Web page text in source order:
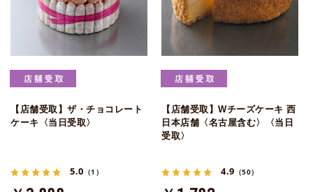
【店舗受取】ザ・チョコレート
ケーキ〈当日受取〉
5.0 （1）
【店舗受取】Wチーズケーキ 西
日本店舗〈名古屋含む〉〈当日
受取〉
4.9 （50）